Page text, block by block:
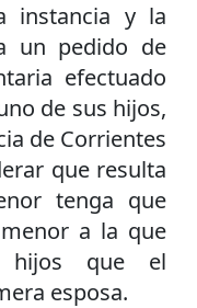
instancia y la
un pedido de
efectuado
de sus hijos,
de Corrientes
que resulta
tenga que
a la que
hijos que el
esposa.